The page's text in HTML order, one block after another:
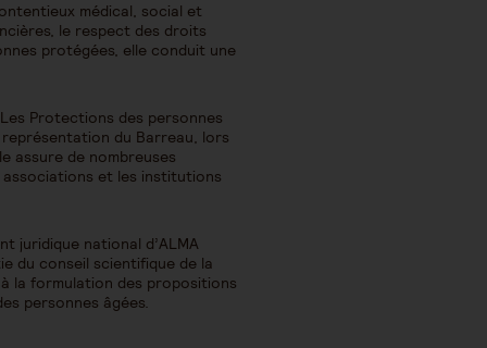
médical, social et
le respect des droits
protégées, elle conduit une
Protections des personnes
du Barreau, lors
assure de nombreuses
associations et les institutions
juridique national d’ALMA
du conseil scientifique de la
à la formulation des propositions
personnes âgées.